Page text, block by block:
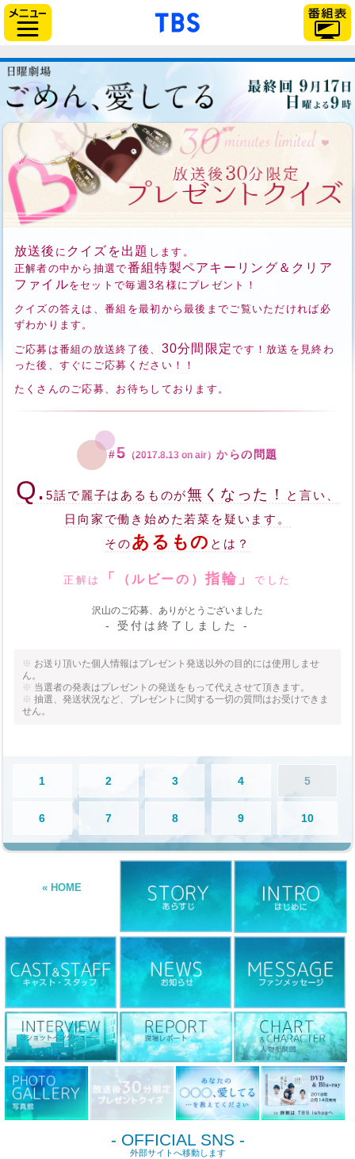
「TBSテレビ」トップページ
放送後 に クイズを出題 します。
正解者の中から抽選で番組特製ペアキーリング＆クリア
ファイルをセットで毎週3名様にプレゼント！
クイズの答えは、番組を最初から最後までご覧いただければ必
ずわかります。
ご応募は番組の放送終了後、 30分間限定です！放送を見終わ
った後、すぐにご応募ください！！
たくさんのご応募、お待ちしております。
#5 （2017.8.13 on air）からの問題
Q.5話で麗子はあるものが無くなった！
と言い、
日向家で働き始めた若菜を疑います。
そのあるもの とは？
正解は 「 （ルビーの）指輪」 でした
沢山のご応募、ありがとうございました
- 受付は終了しました -
※ お送り頂いた個人情報はプレゼント発送以外の目的には使用しませ
ん。
※ 当選者の発表はプレゼントの発送をもって代えさせて頂きます。
※ 抽選、発送状況など、プレゼントに関する一切の質問はお受けできま
せん。
1 2 3 4 5
6 7 8 9 10
« HOME
- OFFICIAL SNS -
外部サイトへ移動します